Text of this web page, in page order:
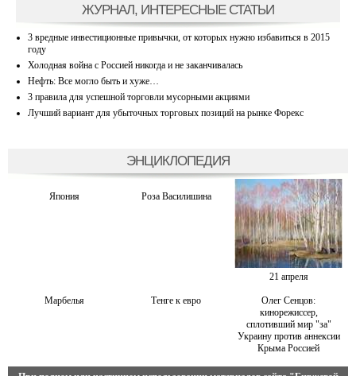
ЖУРНАЛ, ИНТЕРЕСНЫЕ СТАТЬИ
3 вредные инвестиционные привычки, от которых нужно избавиться в 2015
году
Холодная война с Россией никогда и не заканчивалась
Нефть: Все могло быть и хуже…
3 правила для успешной торговли мусорными акциями
Лучший вариант для убыточных торговых позиций на рынке Форекс
ЭНЦИКЛОПЕДИЯ
Япония Роза Василишина
21 апреля
Марбелья Тенге к евро
Олег Сенцов:
кинорежиссер,
сплотивший мир "за"
Украину против аннексии
Крыма Россией